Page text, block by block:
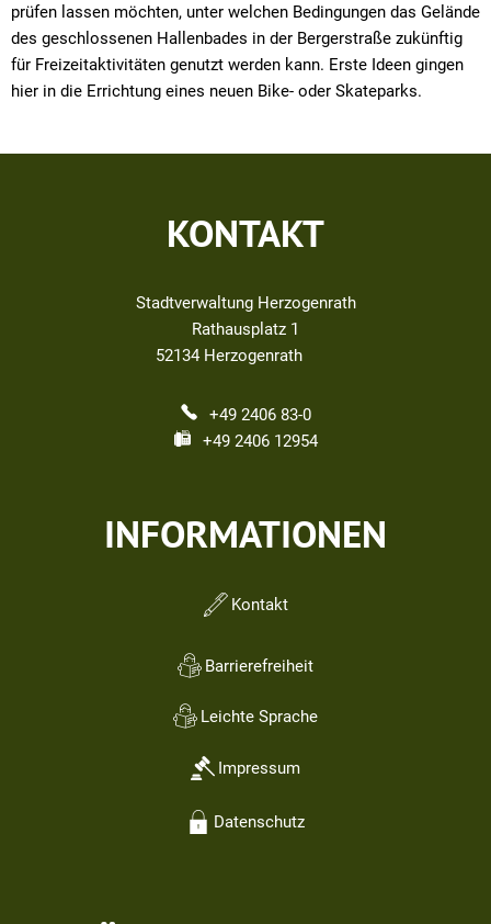
prüfen lassen möchten, unter welchen Bedingungen das Gelände
des geschlossenen Hallenbades in der Bergerstraße zukünftig
für Freizeitaktivitäten genutzt werden kann. Erste Ideen gingen
hier in die Errichtung eines neuen Bike- oder Skateparks.
KONTAKT
Stadtverwaltung Herzogenrath
Rathausplatz 1
52134 Herzogenrath
+49 2406 83-0
+49 2406 12954
INFORMATIONEN
Kontakt
Barrierefreiheit
Leichte Sprache
Impressum
Datenschutz